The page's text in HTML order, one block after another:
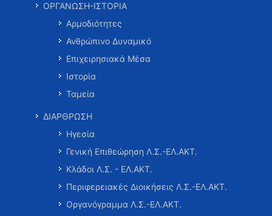
ΟΡΓΑΝΩΣΗ-ΙΣΤΟΡΙΑ
Αρμοδιότητες
Ανθρώπινο Δυναμικό
Επιχειρησιακά Μέσα
Ιστορία
Ταμεία
ΔΙΑΡΘΡΩΣΗ
Ηγεσία
Γενική Επιθεώρηση Λ.Σ.-ΕΛ.ΑΚΤ.
Κλάδοι Λ.Σ. - ΕΛ.ΑΚΤ.
Περιφερειακές Διοικήσεις Λ.Σ.-ΕΛ.ΑΚΤ.
Οργανόγραμμα Λ.Σ.-ΕΛ.ΑΚΤ.